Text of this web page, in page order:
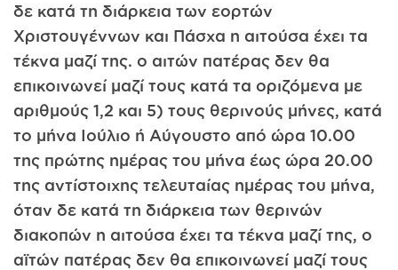
δε κατά τη διάρκεια των εορτών
Χριστουγέννων και Πάσχα η αιτούσα έχει τα
τέκνα μαζί της. ο αιτών πατέρας δεν θα
επικοινωνεί μαζί τους κατά τα οριζόμενα με
αριθμούς 1,2 και 5) τους θερινούς μήνες, κατά
το μήνα Ιούλιο ή Αύγουστο από ώρα 10.00
της πρώτης ημέρας του μήνα έως ώρα 20.00
της αντίστοιχης τελευταίας ημέρας του μήνα,
όταν δε κατά τη διάρκεια των θερινών
διακοπών η αιτούσα έχει τα τέκνα μαζί της, ο
αϊτών πατέρας δεν θα επικοινωνεί μαζί τους